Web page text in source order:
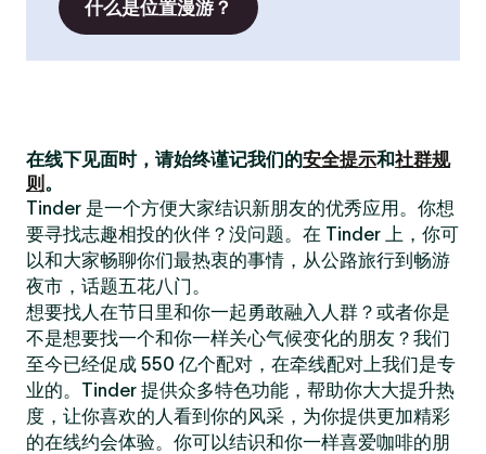
什么是位置漫游？
在线下见面时，请始终谨记我们的安全提示和社群规
则 。
Tinder 是一个方便大家结识新朋友的优秀应用。你想
要寻找志趣相投的伙伴？没问题。在 Tinder 上，你可
以和大家畅聊你们最热衷的事情，从公路旅行到畅游
夜市，话题五花八门。
想要找人在节日里和你一起勇敢融入人群？或者你是
不是想要找一个和你一样关心气候变化的朋友？我们
至今已经促成 550 亿个配对，在牵线配对上我们是专
业的。Tinder 提供众多特色功能，帮助你大大提升热
度，让你喜欢的人看到你的风采，为你提供更加精彩
的在线约会体验。你可以结识和你一样喜爱咖啡的朋